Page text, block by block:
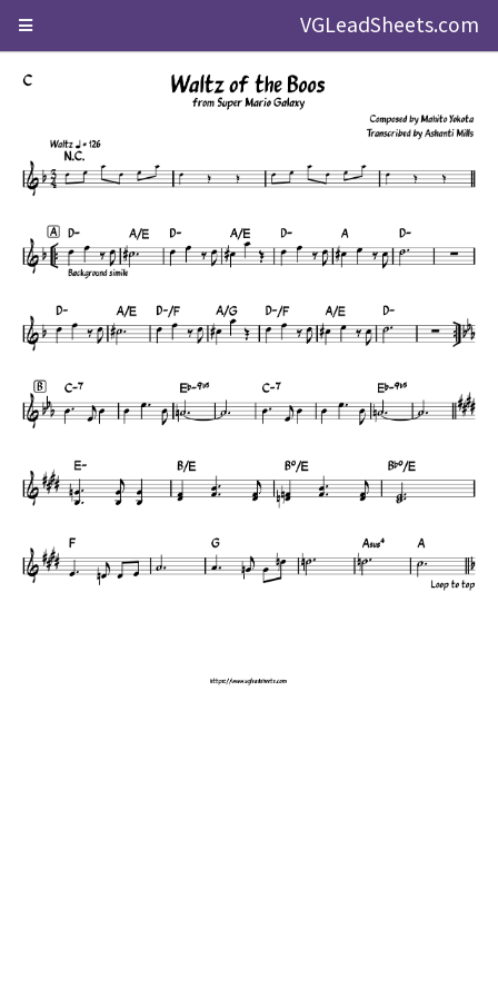
VGLeadSheets.com